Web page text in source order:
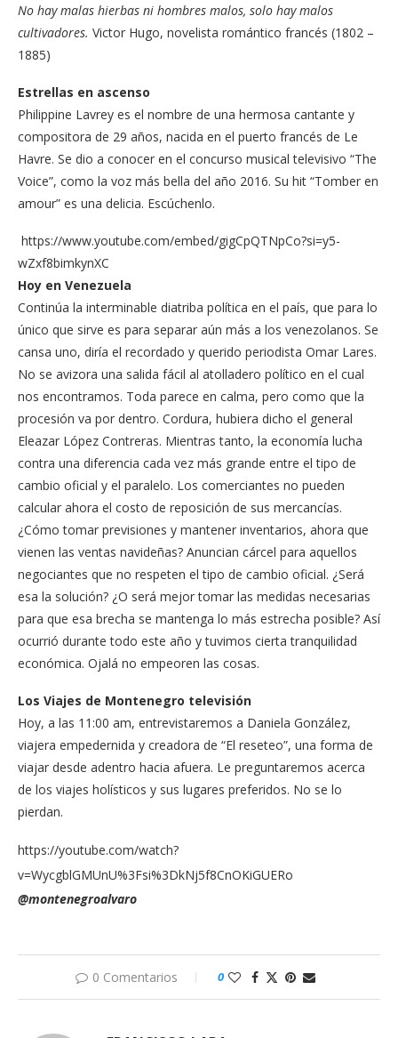
No hay malas hierbas ni hombres malos, solo hay malos
cultivadores. Victor Hugo, novelista romántico francés (1802 –
1885)
Estrellas en ascenso
Philippine Lavrey es el nombre de una hermosa cantante y
compositora de 29 años, nacida en el puerto francés de Le
Havre. Se dio a conocer en el concurso musical televisivo “The
Voice”, como la voz más bella del año 2016. Su hit “Tomber en
amour” es una delicia. Escúchenlo.
https://www.youtube.com/embed/gigCpQTNpCo?si=y5-
wZxf8bimkynXC
Hoy en Venezuela
Continúa la interminable diatriba política en el país, que para lo
único que sirve es para separar aún más a los venezolanos. Se
cansa uno, diría el recordado y querido periodista Omar Lares.
No se avizora una salida fácil al atolladero político en el cual
nos encontramos. Toda parece en calma, pero como que la
procesión va por dentro. Cordura, hubiera dicho el general
Eleazar López Contreras. Mientras tanto, la economía lucha
contra una diferencia cada vez más grande entre el tipo de
cambio oficial y el paralelo. Los comerciantes no pueden
calcular ahora el costo de reposición de sus mercancías.
¿Cómo tomar previsiones y mantener inventarios, ahora que
vienen las ventas navideñas? Anuncian cárcel para aquellos
negociantes que no respeten el tipo de cambio oficial. ¿Será
esa la solución? ¿O será mejor tomar las medidas necesarias
para que esa brecha se mantenga lo más estrecha posible? Así
ocurrió durante todo este año y tuvimos cierta tranquilidad
económica. Ojalá no empeoren las cosas.
Los Viajes de Montenegro televisión
Hoy, a las 11:00 am, entrevistaremos a Daniela González,
viajera empedernida y creadora de “El reseteo”, una forma de
viajar desde adentro hacia afuera. Le preguntaremos acerca
de los viajes holísticos y sus lugares preferidos. No se lo
pierdan.
https://youtube.com/watch?
v=WycgblGMUnU%3Fsi%3DkNj5f8CnOKiGUERo
@montenegroalvaro
0 Comentarios 0